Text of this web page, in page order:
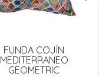
FUNDA COJÍN
MEDITERRANEO
GEOMETRIC